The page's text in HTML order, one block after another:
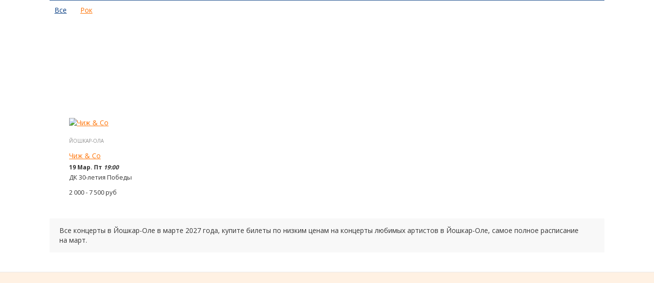
Все Рок
ЙОШКАР-ОЛА
Чиж & Cо
19 Мар. Пт 19:00
ДК 30-летия Победы
2 000 - 7 500руб
Все концерты в Йошкар-Оле в марте 2027 года, купите билеты по низким ценам на концерты любимых артистов в Йошкар-Оле, самое полное расписание
на март.